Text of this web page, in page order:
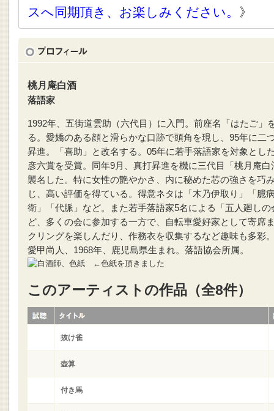
スへ同期頂き、お楽しみください。 》
桃月庵白酒
落語家
1992年、五街道雲助（六代目）に入門。前座名「はたご」
る。愛嬌のある顔と滑らかな口跡で頭角を現し、95年に二
昇進。「喜助」と改名する。05年に若手落語家を対象とし
彦六賞を受賞。同年9月、真打昇進を機に三代目「桃月庵白
襲名した。特に女性の艶やかさ、内に秘めた芯の強さを巧
じ、高い評価を得ている。得意ネタは「木乃伊取り」「臆
衛」「代脈」など。また若手落語家5名による「五人廻しの
ど、多くの会に参加する一方で、自転車愛好家として寄席
クリングを楽しんだり、作務衣を収集するなど趣味も多彩
愛甲尚人、1968年、鹿児島県生まれ。落語協会所属。
←色紙を頂きました
このアーティストの作品（全8件）
抜け雀
壺算
付き馬